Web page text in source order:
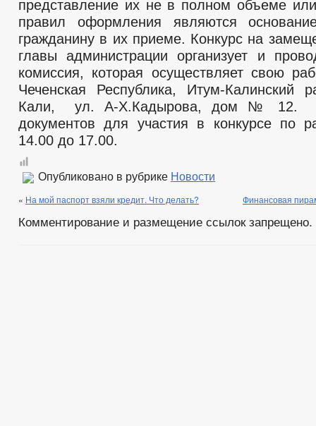
представление их не в полном объеме
правил оформления являются
гражданину в их приеме. Конкурс на
главы администрации организует и
комиссия, которая осуществляет свою
Чеченская Республика, Итум-Калинский
Кали, ул. А-Х.Кадырова, дом № 12.
документов для участия в конкурсе по
14.00 до 17.00.
Опубликовано в рубрике Новости
« На мой паспорт взяли кредит. Что делать? Финансовая
Комментирование и размещение ссылок запрещено.